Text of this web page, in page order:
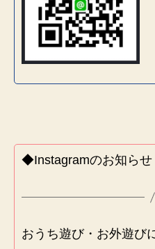
◆Instagramのお知らせ
おうち遊び・お外遊び